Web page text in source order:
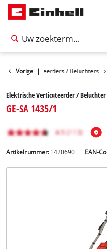
Vorige |
Verticuteerders / Beluchters
Elektrische Verticuteerder / Beluchter
GE-SA 1435/1
Artikelnummer: 3420690 EAN-